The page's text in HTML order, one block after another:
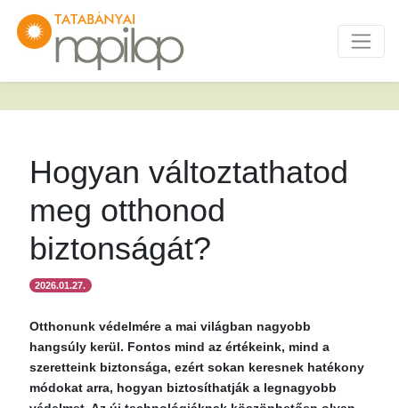
Hogyan változtathatod
meg otthonod
biztonságát?
2026.01.27.
Otthonunk védelmére a mai világban nagyobb
hangsúly kerül. Fontos mind az értékeink, mind a
szeretteink biztonsága, ezért sokan keresnek hatékony
módokat arra, hogyan biztosíthatják a legnagyobb